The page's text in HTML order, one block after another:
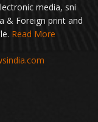
media, sni
& Foreign print and
Read More